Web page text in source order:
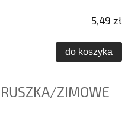
5,49 zł
do koszyka
ZIMOWE